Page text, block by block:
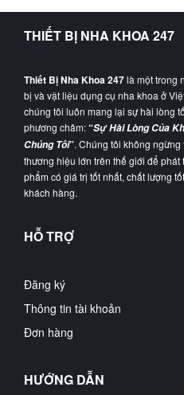
THIẾT BỊ NHA KHOA 247
Thiết Bị Nha Khoa 247là một trong
bị và vật liệu dụng cụ nha khoa ở
chúng tôi luôn mang lại sự hài lòng
phương châm:“Sự Hài Lòng Của
Chúng Tôi”. Chúng tôi không
thương hiệu lớn trên thế giới để
phẩm có giá trị tốt nhất, chất lượng
khách hàng.
HỖ TRỢ
Đăng ký
Thông tin tài khoản
Đơn hàng
HƯỚNG DẪN